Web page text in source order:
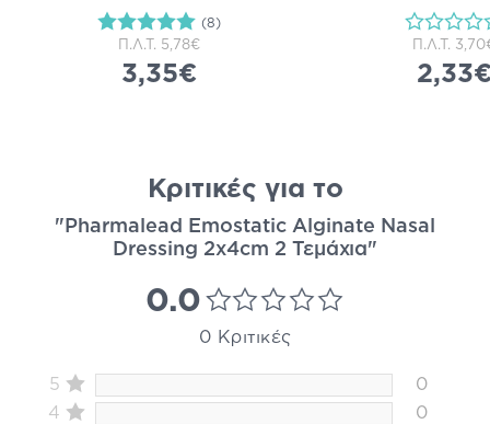
(8)
Π.Λ.Τ. 5,78€
3,35€
Π.Λ.Τ.
Κριτικές για το
"Pharmalead Emostatic Alginate Nasal
Dressing 2x4cm 2 Τεμάχια"
0.0
0 Κριτικές
5
0
4
0